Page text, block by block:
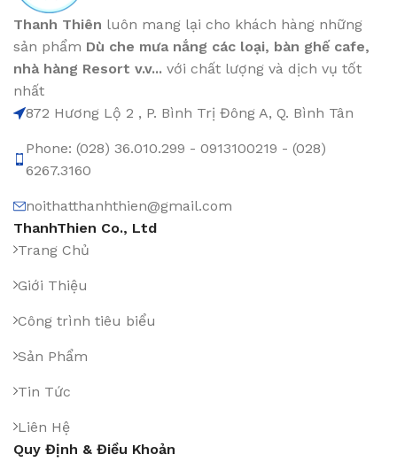
Thanh Thiên luôn mang lại cho khách hàng những
sản phẩm Dù che mưa nắng các loại, bàn ghế cafe,
nhà hàng Resort v.v... với chất lượng và dịch vụ tốt
nhất
872 Hương Lộ 2 , P. Bình Trị Đông A, Q. Bình Tân
Phone: (028) 36.010.299 - 0913100219 - (028)
6267.3160
noithatthanhthien@gmail.com
ThanhThien Co., Ltd
Trang Chủ
Giới Thiệu
Công trình tiêu biểu
Sản Phẩm
Tin Tức
Liên Hệ
Quy Định & Điều Khoản